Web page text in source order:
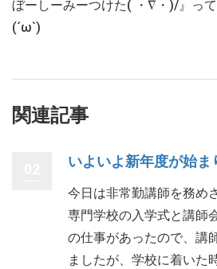
ぼーしーみーつけた( ・∇・)/』っ
(´ω`)
関連記事
いよいよ新年度が始ま
今日は非常勤講師を務め
専門学校の入学式と講師
の仕事があったので、講
ましたが、学校に着いた